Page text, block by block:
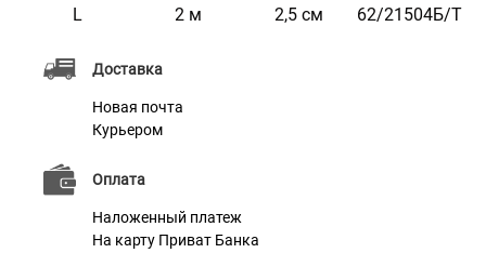
Доставка
Новая почта
Курьером
Оплата
Наложенный платеж
На карту Приват Банка
Характеристики
Материал
Фурнитура
L 2 м 2,5 см 62/21504Б/Т